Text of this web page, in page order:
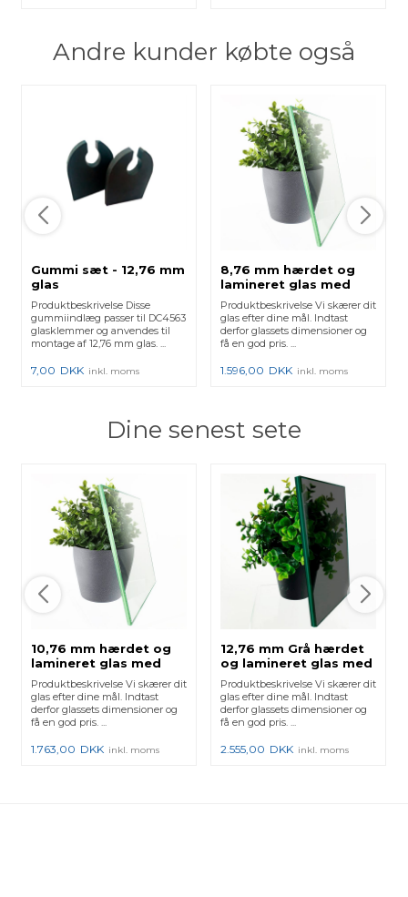
Andre kunder købte også
Gummi sæt - 12,76 mm
glas
Produktbeskrivelse Disse
gummiindlæg passer til DC4563
glasklemmer og anvendes til
montage af 12,76 mm glas. ...
7,00 DKK inkl. moms
8,76 mm hærdet og
lamineret glas med
poleret kant
Produktbeskrivelse Vi skærer dit
glas efter dine mål. Indtast
derfor glassets dimensioner og
få en god pris. ...
1.596,00 DKK inkl. moms
Dine senest sete
10,76 mm hærdet og
lamineret glas med
poleret kant
Produktbeskrivelse Vi skærer dit
glas efter dine mål. Indtast
derfor glassets dimensioner og
få en god pris. ...
1.763,00 DKK inkl. moms
12,76 mm Grå hærdet
og lamineret glas med
poleret kant
Produktbeskrivelse Vi skærer dit
glas efter dine mål. Indtast
derfor glassets dimensioner og
få en god pris. ...
2.555,00 DKK inkl. moms